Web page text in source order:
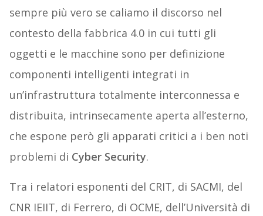
sempre più vero se caliamo il discorso nel
contesto della fabbrica 4.0 in cui tutti gli
oggetti e le macchine sono per definizione
componenti intelligenti integrati in
un’infrastruttura totalmente interconnessa e
distribuita, intrinsecamente aperta all’esterno,
che espone però gli apparati critici a i ben noti
problemi di Cyber Security.
Tra i relatori esponenti del CRIT, di SACMI, del
CNR IEIIT, di Ferrero, di OCME, dell’Università di